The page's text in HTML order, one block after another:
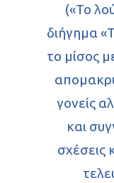
(«Το
διήγημα
το μίσος
γονείς
και
σχέσεις